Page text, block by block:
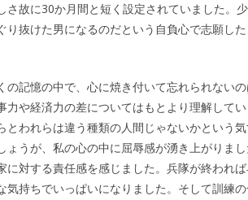
さ故に30か月間と短く設定されていました。
り抜けた男になるのだという自負心で志願し
の記憶の中で、心に焼き付いて忘れられない
力や経済力の差についてはもとより理解して
とわれらは違う種類の人間じゃないかという
ょうが、私の心の中に屈辱感が湧き上がりま
に対する責任感を感じました。兵隊が終われ
気持ちでいっぱいになりました。そして訓練